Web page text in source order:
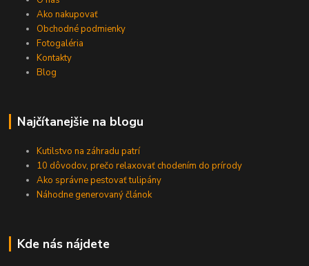
Ako nakupovať
Obchodné podmienky
Fotogaléria
Kontakty
Blog
Najčítanejšie na blogu
Kutilstvo na záhradu patrí
10 dôvodov, prečo relaxovať chodením do prírody
Ako správne pestovať tulipány
Náhodne generovaný článok
Kde nás nájdete